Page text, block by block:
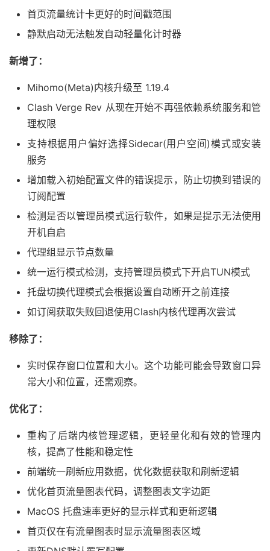
首页流量统计卡更好的时间戳范围
静默启动无法触发自动轻量化计时器
新增了：
Mihomo(Meta)内核升级至 1.19.4
Clash Verge Rev 从现在开始不再强依赖系统服务和管
理权限
支持根据用户偏好选择Sidecar(用户空间)模式或安装
服务
增加载入初始配置文件的错误提示，防止切换到错误的
订阅配置
检测是否以管理员模式运行软件，如果是提示无法使用
开机自启
代理组显示节点数量
统一运行模式检测，支持管理员模式下开启TUN模式
托盘切换代理模式会根据设置自动断开之前连接
如订阅获取失败回退使用Clash内核代理再次尝试
移除了：
实时保存窗口位置和大小。这个功能可能会导致窗口异
常大小和位置，还需观察。
优化了：
重构了后端内核管理逻辑，更轻量化和有效的管理内
核，提高了性能和稳定性
前端统一刷新应用数据，优化数据获取和刷新逻辑
优化首页流量图表代码，调整图表文字边距
MacOS 托盘速率更好的显示样式和更新逻辑
首页仅在有流量图表时显示流量图表区域